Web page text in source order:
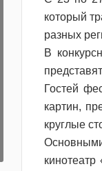
который
разных
В
Гостей
картин,
круглые